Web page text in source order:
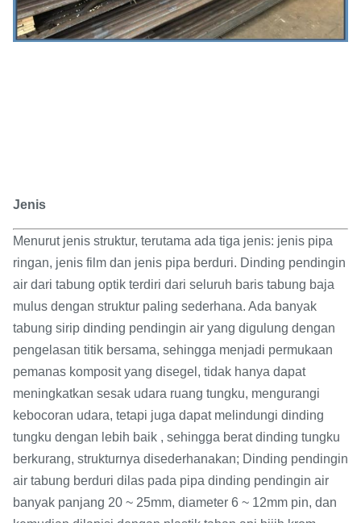
Jenis
Menurut jenis struktur, terutama ada tiga jenis: jenis pipa
ringan, jenis film dan jenis pipa berduri. Dinding pendingin
air dari tabung optik terdiri dari seluruh baris tabung baja
mulus dengan struktur paling sederhana. Ada banyak
tabung sirip dinding pendingin air yang digulung dengan
pengelasan titik bersama, sehingga menjadi permukaan
pemanas komposit yang disegel, tidak hanya dapat
meningkatkan sesak udara ruang tungku, mengurangi
kebocoran udara, tetapi juga dapat melindungi dinding
tungku dengan lebih baik , sehingga berat dinding tungku
berkurang, strukturnya disederhanakan; Dinding pendingin
air tabung berduri dilas pada pipa dinding pendingin air
banyak panjang 20 ~ 25mm, diameter 6 ~ 12mm pin, dan